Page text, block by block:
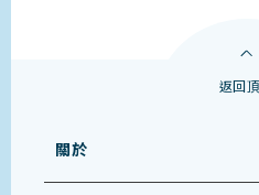
返回
關於